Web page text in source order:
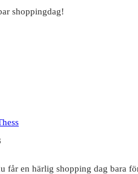
shoppingdag!
får en härlig shopping dag bara